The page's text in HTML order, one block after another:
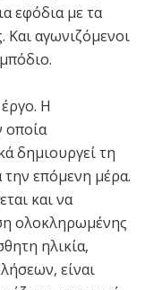
εφόδια με τα
αγωνιζόμενοι
Η
οποία
δημιουργεί τη
την επόμενη μέρα.
και να
ολοκληρωμένης
ηλικία,
είναι